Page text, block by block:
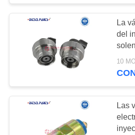
SOLENOIDE
INYECTOR
La
del
del
10
Las